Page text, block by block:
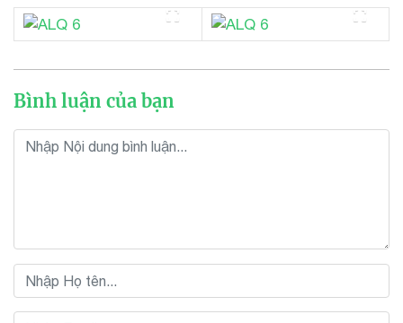
Bình luận của bạn